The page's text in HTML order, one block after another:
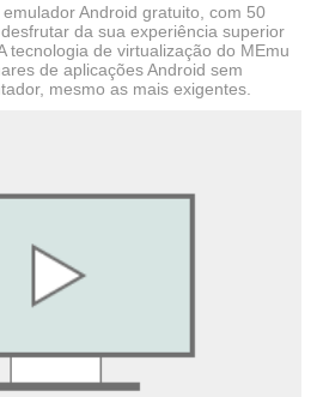
Android gratuito, com 50
da sua experiência superior
tecnologia de virtualização do MEmu
de aplicações Android sem
mesmo as mais exigentes.